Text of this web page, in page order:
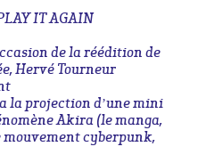
IT AGAIN
de la réédition de
Hervé Tourneur
la projection d’une mini
Akira (le manga,
mouvement cyberpunk,